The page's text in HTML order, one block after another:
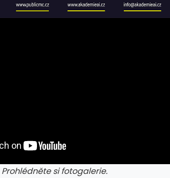
Prohlédněte si fotogalerie.